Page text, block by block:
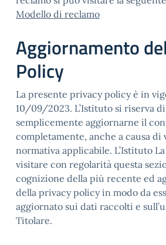
Modello di reclamo
Aggiornamento
Policy
La presente privacy policy è in
10/09/2023. L’Istituto si riserva
semplicemente aggiornarne il
completamente, anche a causa di
normativa applicabile. L’Istituto
visitare con regolarità questa
cognizione della più recente ed
della privacy policy in modo da
aggiornato sui dati raccolti e
Titolare.